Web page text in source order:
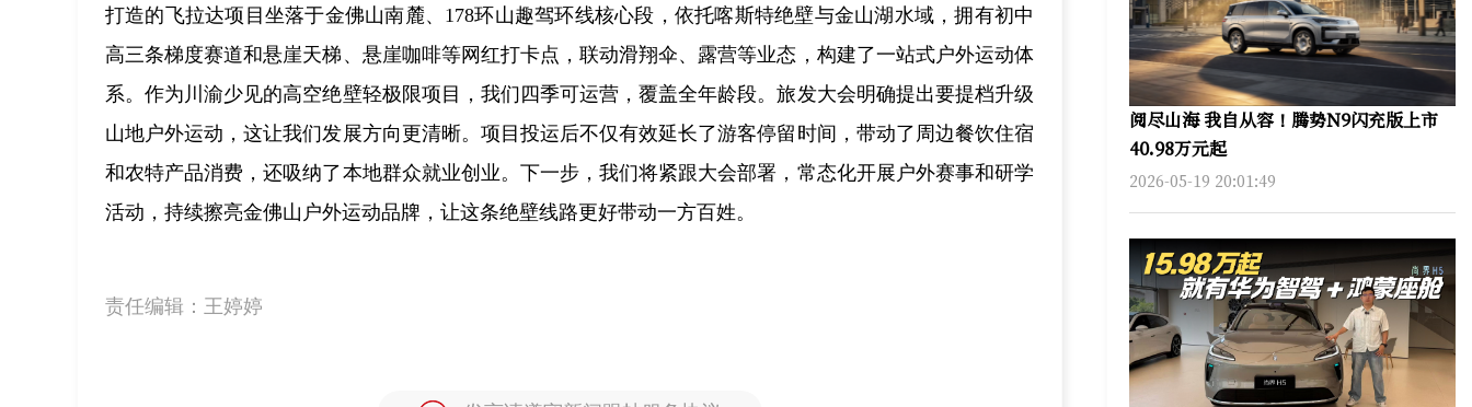
打造的飞拉达项目坐落于金佛山南麓、178环山趣驾环线核心段，依托喀斯特绝壁与金山湖水域，拥有初中
高三条梯度赛道和悬崖天梯、悬崖咖啡等网红打卡点，联动滑翔伞、露营等业态，构建了一站式户外运动体
系。作为川渝少见的高空绝壁轻极限项目，我们四季可运营，覆盖全年龄段。旅发大会明确提出要提档升级
山地户外运动，这让我们发展方向更清晰。项目投运后不仅有效延长了游客停留时间，带动了周边餐饮住宿
和农特产品消费，还吸纳了本地群众就业创业。下一步，我们将紧跟大会部署，常态化开展户外赛事和研学
活动，持续擦亮金佛山户外运动品牌，让这条绝壁线路更好带动一方百姓。
责任编辑： 王婷婷
阅尽山海 我自从容！腾势N9闪充版上市
40.98万元起
2026-05-19 20:01:49